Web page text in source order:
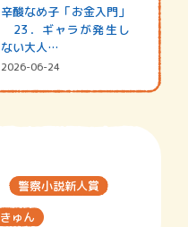
辛酸なめ子「お金入門」
23．ギャラが発生し
ない大人…
2026-06-24
警察小説新人賞
ゅん